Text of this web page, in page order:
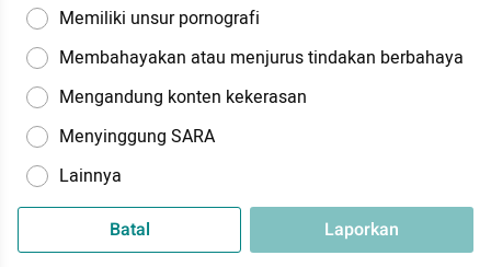
Memiliki unsur pornografi
Membahayakan atau menjurus tindakan berbahaya
Mengandung konten kekerasan
Menyinggung SARA
Lainnya
Batal Laporkan